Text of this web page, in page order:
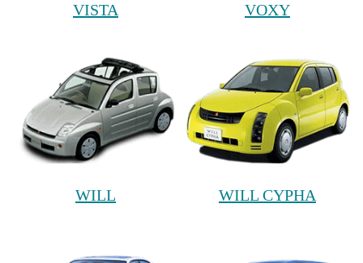
VISTA VOXY
WILL WILL CYPHA